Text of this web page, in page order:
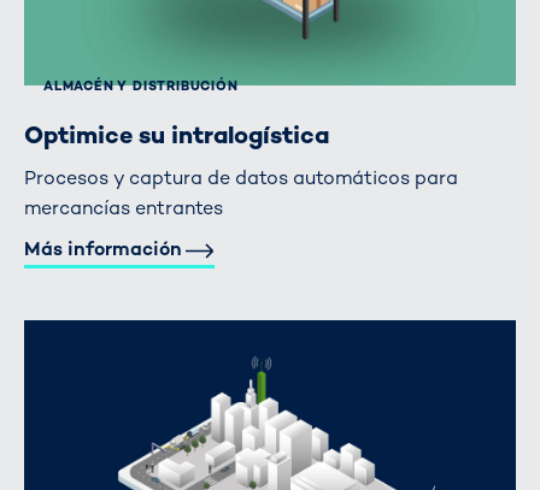
ALMACÉN Y DISTRIBUCIÓN
Optimice su intralogística
Procesos y captura de datos automáticos para
mercancías entrantes
Más información